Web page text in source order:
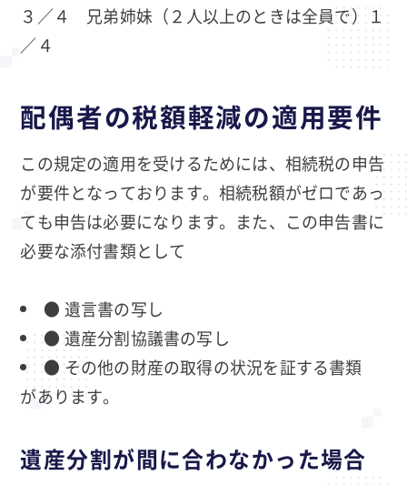
３／４ 兄弟姉妹（２人以上のときは全員で）１
／４
配偶者の税額軽減の適用要件
この規定の適用を受けるためには、相続税の申告
が要件となっております。相続税額がゼロであっ
ても申告は必要になります。また、この申告書に
必要な添付書類として
● 遺言書の写し
●遺産分割協議書の写し
●その他の財産の取得の状況を証する書類
があります。
遺産分割が間に合わなかった場合